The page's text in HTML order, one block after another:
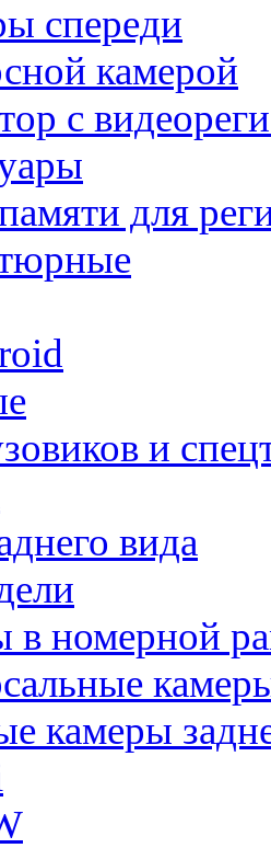
спереди
камерой
с
для
и
вида
в номерной
камеры